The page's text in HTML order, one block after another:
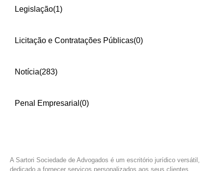
Legislação(1)
Licitação e Contratações Públicas(0)
Notícia(283)
Penal Empresarial (0)
A Sartori Sociedade de Advogados é um escritório jurídico versátil,
dedicado a fornecer serviços personalizados aos seus clientes